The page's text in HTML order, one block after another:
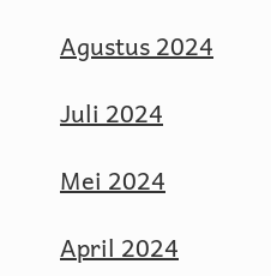
Agustus 2024
Juli 2024
Mei 2024
April 2024